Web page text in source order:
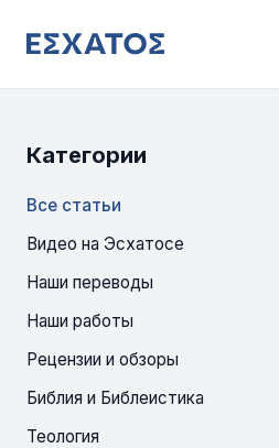
Категории
Все статьи
Видео на Эсхатосе
Наши переводы
Наши работы
Рецензии и обзоры
Библия и Библеистика
Теология